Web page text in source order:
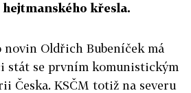
křesla.
novin Oldřich Bubeníček má
stát se prvním komunistickým
Česka. KSČM totiž na severu